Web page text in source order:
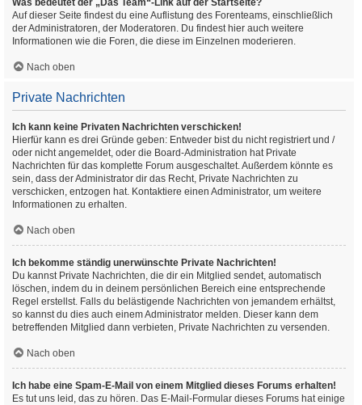
Was bedeutet der „Das Team“-Link auf der Startseite?
Auf dieser Seite findest du eine Auflistung des Forenteams, einschließlich
der Administratoren, der Moderatoren. Du findest hier auch weitere
Informationen wie die Foren, die diese im Einzelnen moderieren.
Nach oben
Private Nachrichten
Ich kann keine Privaten Nachrichten verschicken!
Hierfür kann es drei Gründe geben: Entweder bist du nicht registriert und /
oder nicht angemeldet, oder die Board-Administration hat Private
Nachrichten für das komplette Forum ausgeschaltet. Außerdem könnte es
sein, dass der Administrator dir das Recht, Private Nachrichten zu
verschicken, entzogen hat. Kontaktiere einen Administrator, um weitere
Informationen zu erhalten.
Nach oben
Ich bekomme ständig unerwünschte Private Nachrichten!
Du kannst Private Nachrichten, die dir ein Mitglied sendet, automatisch
löschen, indem du in deinem persönlichen Bereich eine entsprechende
Regel erstellst. Falls du belästigende Nachrichten von jemandem erhältst,
so kannst du dies auch einem Administrator melden. Dieser kann dem
betreffenden Mitglied dann verbieten, Private Nachrichten zu versenden.
Nach oben
Ich habe eine Spam-E-Mail von einem Mitglied dieses Forums erhalten!
Es tut uns leid, das zu hören. Das E-Mail-Formular dieses Forums hat einige